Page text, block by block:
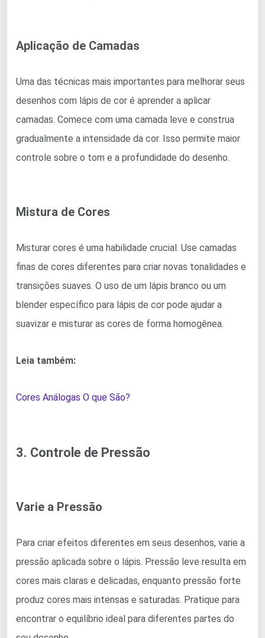
Aplicação de Camadas
Uma das técnicas mais importantes para melhorar seus
desenhos com lápis de cor é aprender a aplicar
camadas. Comece com uma camada leve e construa
gradualmente a intensidade da cor. Isso permite maior
controle sobre o tom e a profundidade do desenho.
Mistura de Cores
Misturar cores é uma habilidade crucial. Use camadas
finas de cores diferentes para criar novas tonalidades e
transições suaves. O uso de um lápis branco ou um
blender específico para lápis de cor pode ajudar a
suavizar e misturar as cores de forma homogênea.
Leia também:
Cores Análogas O que São?
3. Controle de Pressão
Varie a Pressão
Para criar efeitos diferentes em seus desenhos, varie a
pressão aplicada sobre o lápis. Pressão leve resulta em
cores mais claras e delicadas, enquanto pressão forte
produz cores mais intensas e saturadas. Pratique para
encontrar o equilíbrio ideal para diferentes partes do